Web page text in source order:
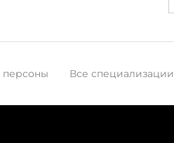
персоны Все специализации